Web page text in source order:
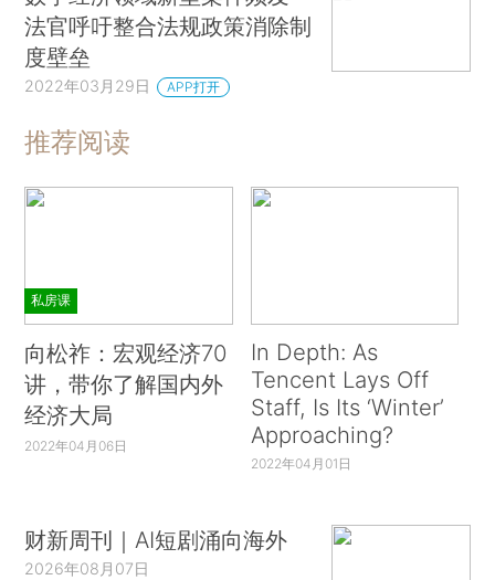
法官呼吁整合法规政策消除制
度壁垒
2022年03月29日 APP打开
推荐阅读
私房课
向松祚：宏观经济70
讲，带你了解国内外
经济大局
2022年04月06日
In Depth: As
Tencent Lays Off
Staff, Is Its ‘Winter’
Approaching?
2022年04月01日
财新周刊｜AI短剧涌向海外
2026年08月07日